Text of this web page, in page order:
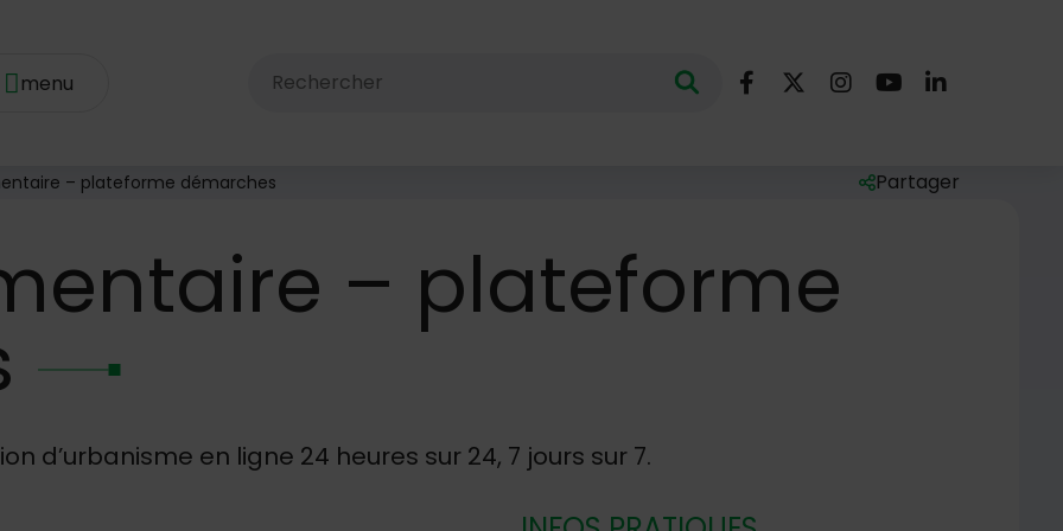
Rechercher dans le site avec des mots clés au minimum de 3 caractères
Lancer la recherche
Nous suivre
Facebook
X (Twitter)
Instagram
YouTubeLinkedIn
– plateforme démarches Liste des liens de
Partager
– plateforme
d’urbanisme en ligne 24 heures sur 24, 7 jours sur 7.